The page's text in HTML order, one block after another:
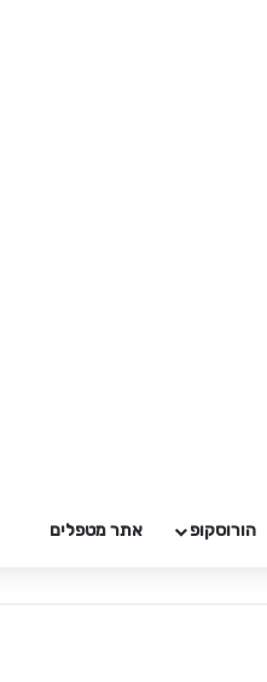
הורוסקופ אתר מטפלים